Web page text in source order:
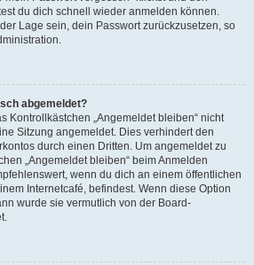
du dich schnell wieder anmelden können.
Lage sein, dein Passwort zurückzusetzen, so
abgemeldet?
Kontrollkästchen „Angemeldet bleiben“ nicht
Sitzung angemeldet. Dies verhindert den
durch einen Dritten. Um angemeldet zu
„Angemeldet bleiben“ beim Anmelden
wenn du dich an einem öffentlichen
Internetcafé, befindest. Wenn diese Option
wurde sie vermutlich von der Board-